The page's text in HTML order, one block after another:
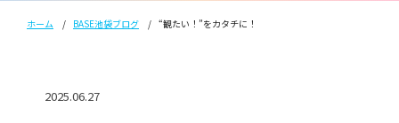
ホーム BASE池袋ブログ “観たい！”をカタチに！
2025.06.27